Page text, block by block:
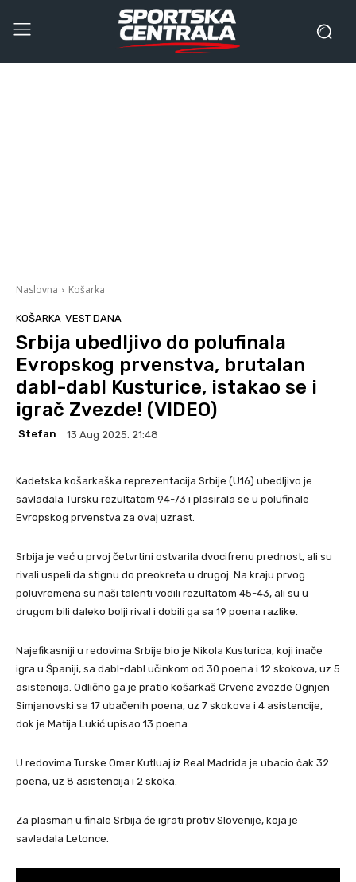
Naslovna Košarka
KOŠARKA VEST DANA
Srbija ubedljivo do polufinala
Evropskog prvenstva, brutalan
dabl-dabl Kusturice, istakao se i
igrač Zvezde! (VIDEO)
Stefan 13 Aug 2025. 21:48
Kadetska košarkaška reprezentacija Srbije (U16) ubedljivo je
savladala Tursku rezultatom 94-73 i plasirala se u polufinale
Evropskog prvenstva za ovaj uzrast.
Srbija je već u prvoj četvrtini ostvarila dvocifrenu prednost, ali su
rivali uspeli da stignu do preokreta u drugoj. Na kraju prvog
poluvremena su naši talenti vodili rezultatom 45-43, ali su u
drugom bili daleko bolji rival i dobili ga sa 19 poena razlike.
Najefikasniji u redovima Srbije bio je Nikola Kusturica, koji inače
igra u Španiji, sa dabl-dabl učinkom od 30 poena i 12 skokova, uz 5
asistencija. Odlično ga je pratio košarkaš Crvene zvezde Ognjen
Simjanovski sa 17 ubačenih poena, uz 7 skokova i 4 asistencije,
dok je Matija Lukić upisao 13 poena.
U redovima Turske Omer Kutluaj iz Real Madrida je ubacio čak 32
poena, uz 8 asistencija i 2 skoka.
Za plasman u finale Srbija će igrati protiv Slovenije, koja je
savladala Letonce.